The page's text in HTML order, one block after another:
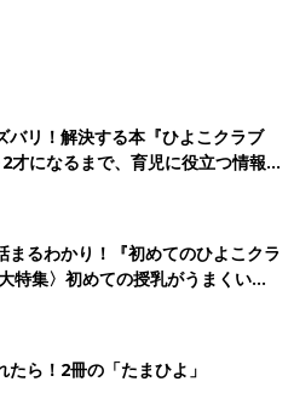
バリ！解決する本『ひよこクラブ
になるまで、育児に役立つ情報が
まるわかり！『初めてのひよこクラ
特集〉初めての授乳がうまくい
ルクの基本と夏のトラブル 解決テ
ら！2冊の「たまひよ」